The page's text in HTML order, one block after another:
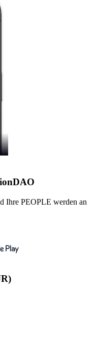
Ihre PEOPLE werden an